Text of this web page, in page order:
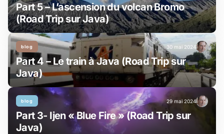
Part 5 – L’ascension du volcan Bromo
(Road Trip sur Java)
blog
Part 4 – Le train à Java (Road Trip sur
Java)
30 mai 2024
blog
Part 3- Ijen « Blue Fire » (Road Trip sur
Java)
29 mai 2024